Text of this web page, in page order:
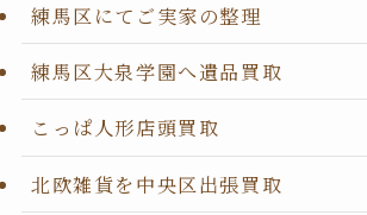
練馬区にてご実家の整理
練馬区大泉学園へ遺品買取
こっぱ人形店頭買取
北欧雑貨を中央区出張買取